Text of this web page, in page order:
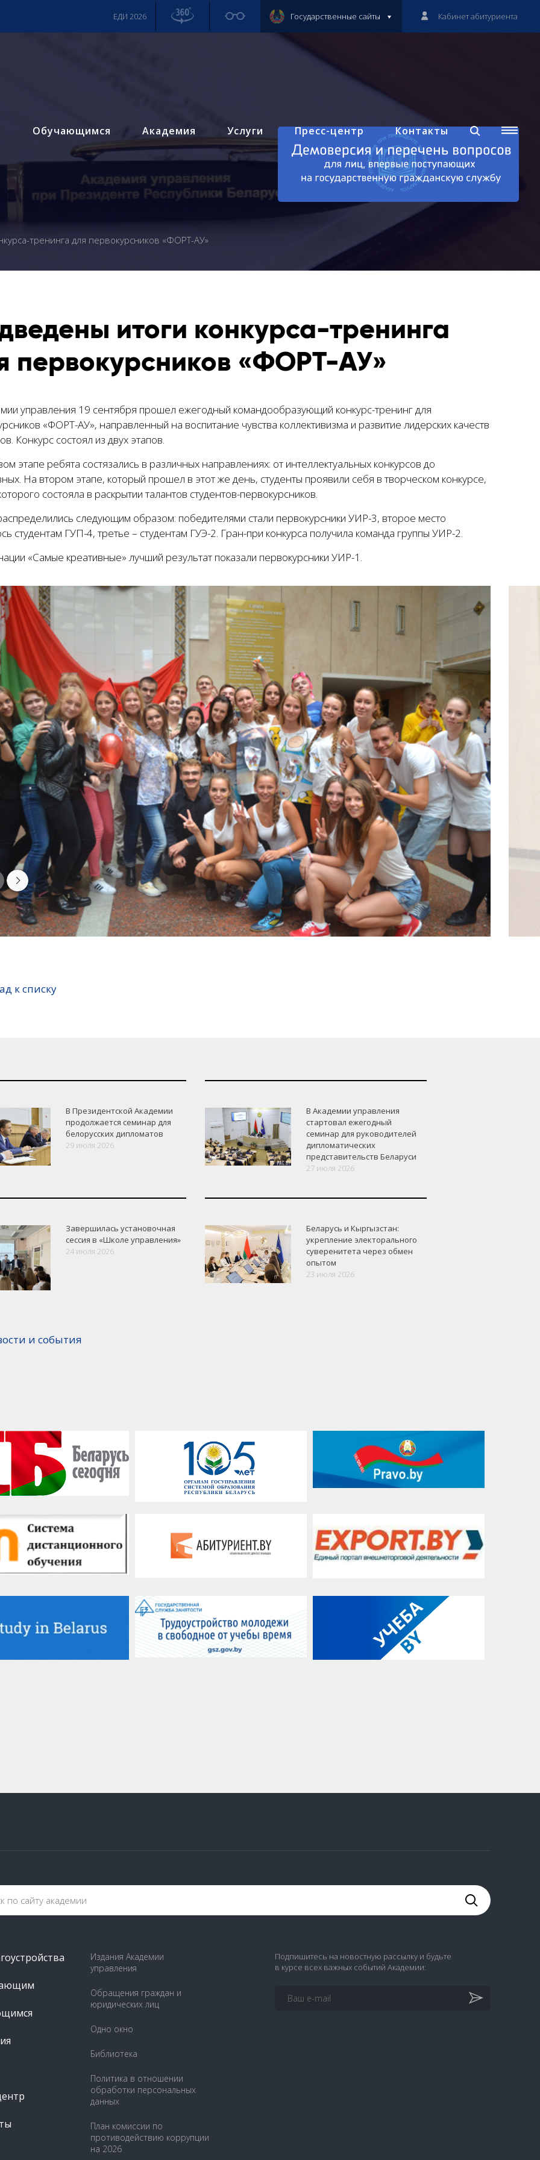
Обучающимся Академия Услуги Пресс-центр Контакты
ЕДИ 2026 Государственные сайты Кабинет абитуриента
тренинга для первокурсников «ФОРТ-АУ»
итоги конкурса-тренинга
первокурсников «ФОРТ-АУ»
управления 19 сентября прошел ежегодный командообразующий конкурс-тренинг для
«ФОРТ-АУ», направленный на воспитание чувства коллективизма и развитие лидерских качеств
Конкурс состоял из двух этапов.
этапе ребята состязались в различных направлениях: от интеллектуальных конкурсов до
На втором этапе, который прошел в этот же день, студенты проявили себя в творческом конкурсе,
состояла в раскрытии талантов студентов-первокурсников.
следующим образом: победителями стали первокурсники УИР-3, второе место
студентам ГУП-4, третье – студентам ГУЭ-2. Гран-при конкурса получила команда группы УИР-2.
«Самые креативные» лучший результат показали первокурсники УИР-1.
к списку
В Президентской Академии
продолжается семинар для
белорусских дипломатов
29 июля 2026
В Академии управления
стартовал ежегодный
семинар для руководителей
дипломатических
представительств Беларуси
27 июля 2026
Завершилась установочная
сессия в «Школе управления»
24 июля 2026
Беларусь и Кыргызстан:
укрепление электорального
суверенитета через обмен
опытом
23 июля 2026
и события
Издания Академии
управления
Обращения граждан и
юридических лиц
Одно окно
Библиотека
Политика в отношении
обработки персональных
данных
План комиссии по
противодействию коррупции
на 2026
Подпишитесь на новостную рассылку и будьте
в курсе всех важных событий Академии: